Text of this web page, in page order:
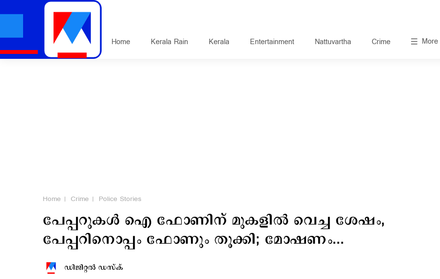
Home Kerala Rain Kerala Entertainment Nattuvartha Crime More
Home Crime Police Stories
പേപ്പറുകള്‍ ഐ ഫോണിന് മുകളില്‍ വെച്ച ശേഷം,
പേപ്പറിനൊപ്പം ഫോണും തൂക്കി; മോഷണം...
ഡിജിറ്റല്‍ ഡസ്ക്